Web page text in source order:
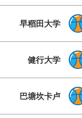
早稻田大学
健行大学
巴塘坎卡卢